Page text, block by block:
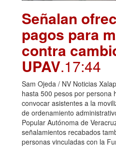
Señalan
pagos para
contra
UPAV.17:44
Sam Ojeda / NV Noticias
hasta 500 pesos por persona
convocar asistentes a la
de ordenamiento
Popular Autónoma de
señalamientos recabados
personas vinculadas con la